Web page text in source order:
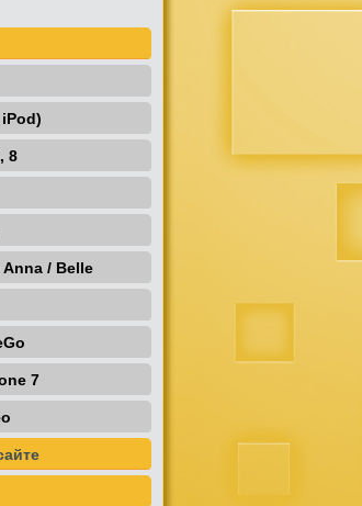
8
/ Belle
7